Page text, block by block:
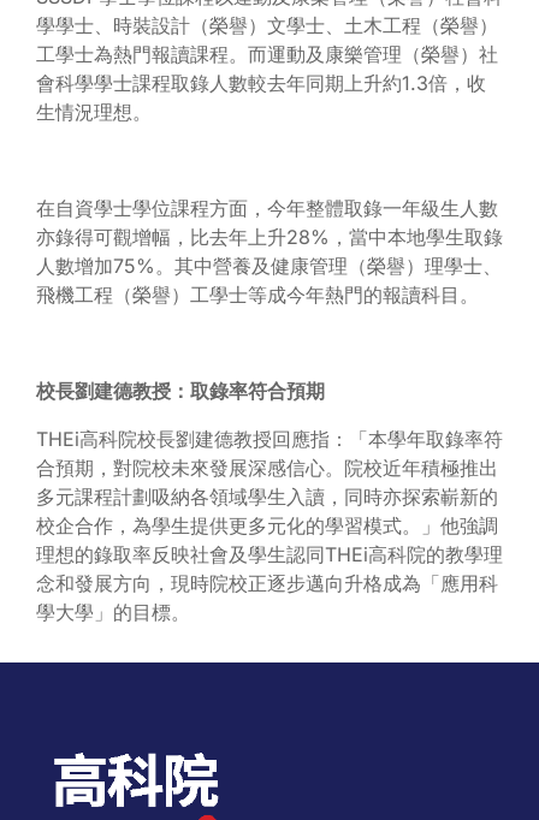
學學士、時裝設計（榮譽）文學士、土木工程（榮譽）
工學士為熱門報讀課程。而運動及康樂管理（榮譽）社
會科學學士課程取錄人數較去年同期上升約1.3倍，收
生情況理想。
在自資學士學位課程方面，今年整體取錄一年級生人數
亦錄得可觀增幅，比去年上升28%，當中本地學生取錄
人數增加75%。其中營養及健康管理（榮譽）理學士、
飛機工程（榮譽）工學士等成今年熱門的報讀科目。
校長劉建德教授：取錄率符合預期
THEi高科院校長劉建德教授回應指：「本學年取錄率符
合預期，對院校未來發展深感信心。院校近年積極推出
多元課程計劃吸納各領域學生入讀，同時亦探索嶄新的
校企合作，為學生提供更多元化的學習模式。」他強調
理想的錄取率反映社會及學生認同THEi高科院的教學理
念和發展方向，現時院校正逐步邁向升格成為「應用科
學大學」的目標。